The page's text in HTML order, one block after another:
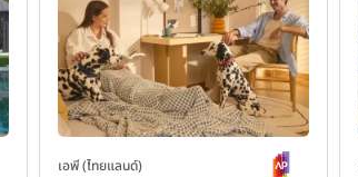
เอพี (ไทยแลนด์)